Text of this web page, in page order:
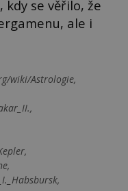
kdy se věřilo, že
ale i
wiki/Astrologie,